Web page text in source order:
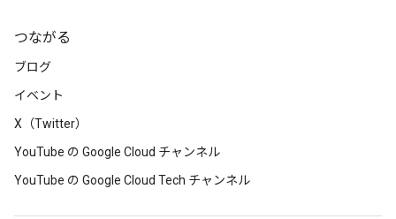
つながる
ブログ
イベント
X（Twitter）
YouTube の Google Cloud チャンネル
YouTube の Google Cloud Tech チャンネル